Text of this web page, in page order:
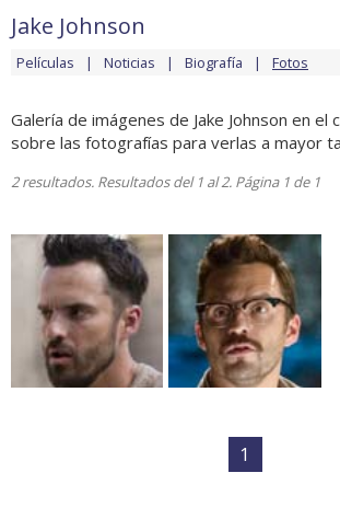
Jake Johnson
Películas Noticias Biografía Fotos
Galería de imágenes de Jake Johnson en el
sobre las fotografías para verlas a mayor
2 resultados. Resultados del 1 al 2. Página 1 de 1
1